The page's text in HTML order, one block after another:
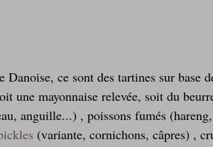
ce sont des tartines sur base
une mayonnaise relevée, soit du
anguille...) , poissons fumés
(variante, cornichons, câpres) ,